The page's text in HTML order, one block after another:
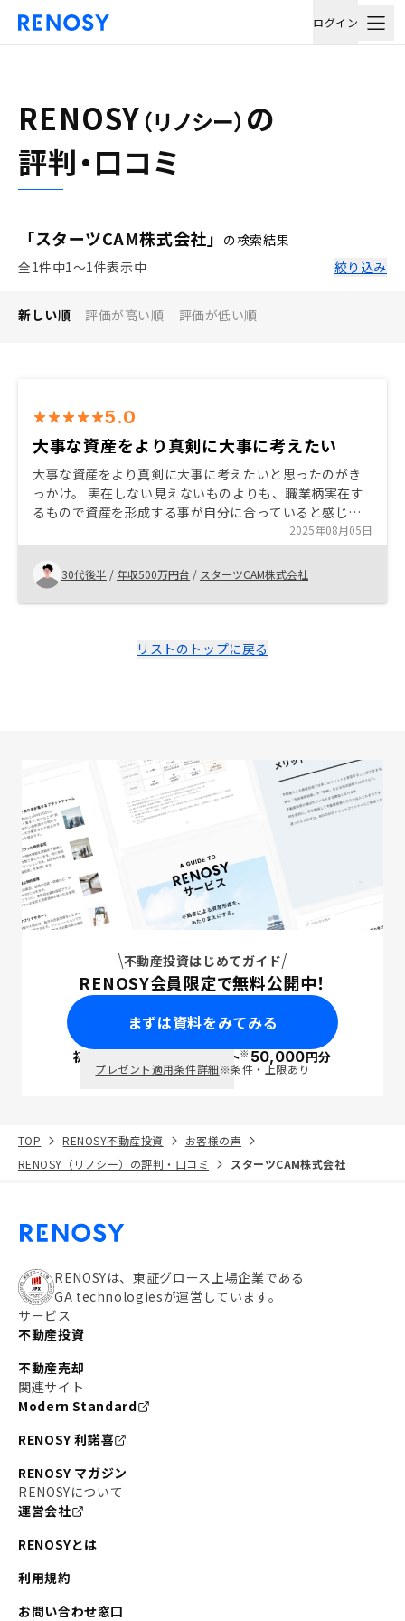
ログイン
RENOSY （リノシー） の
評判・口コミ
「スターツCAM株式会社」 の検索結果
全1件中1〜1件表示中
絞り込み
新しい順 評価が高い順 評価が低い順
5.0
大事な資産をより真剣に大事に考えたい
大事な資産をより真剣に大事に考えたいと思ったのがき
っかけ。 実在しない見えないものよりも、職業柄実在す
るもので資産を形成する事が自分に合っていると感じ
た。保険、節税対策のしくみを知る事で、より魅力を感
じた。
2025年08月05日
30代後半 / 年収500万円台 / スターツCAM株式会社
リストのトップに戻る
不動産投資はじめてガイド
RENOSY会員限定で無料公開中！
まずは資料をみてみる
初回面談で ポイント※50,000円分
プレゼント適用条件詳細※条件・上限あり
TOP RENOSY不動産投資
お客様の声
RENOSY（リノシー）の評判・口コミ
スターツCAM株式会社
RENOSYは、東証グロース上場企業である
GA technologiesが運営しています。
サービス
不動産投資
不動産売却
関連サイト
Modern Standard
RENOSY 利諾喜
RENOSY マガジン
RENOSYについて
運営会社
RENOSYとは
利用規約
お問い合わせ窓口